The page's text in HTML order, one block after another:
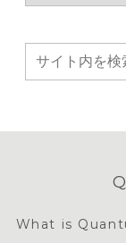
What is